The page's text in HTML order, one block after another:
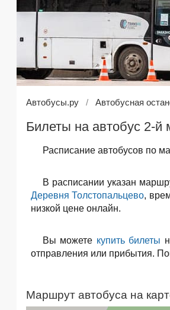
Автобусы.ру Автобусная
Билеты на автобус 2-й
Расписание автобусов по
В расписании указан
Деревня Толстопальцево,
низкой цене онлайн.
Вы можете купить билеты
отправления или прибытия.
Маршрут автобуса на